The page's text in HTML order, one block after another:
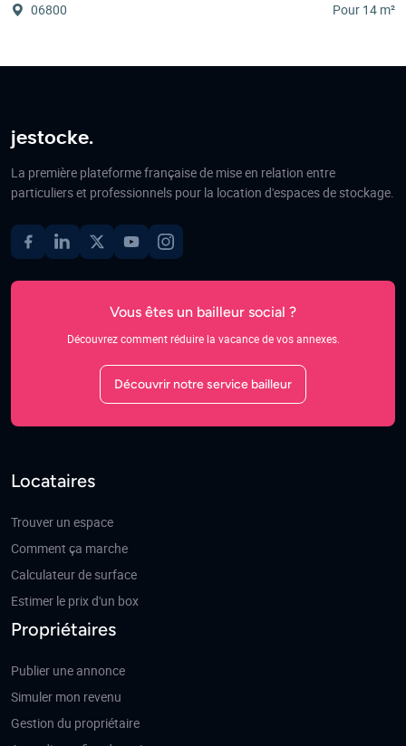
06800
Pour 14 m²
jestocke.
La première plateforme française de mise en relation entre
particuliers et professionnels pour la location d'espaces de stockage.
Vous êtes un bailleur social ?
Découvrez comment réduire la vacance de vos annexes.
Découvrir notre service bailleur
Locataires
Trouver un espace
Comment ça marche
Calculateur de surface
Estimer le prix d'un box
Propriétaires
Publier une annonce
Simuler mon revenu
Gestion du propriétaire